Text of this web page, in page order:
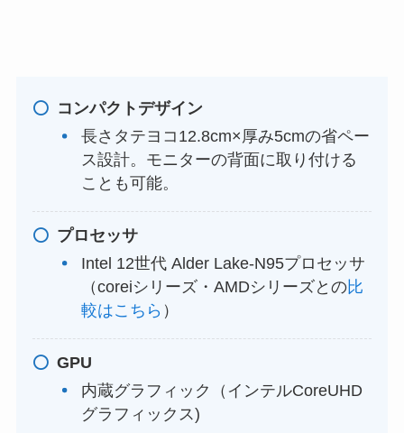
コンパクトデザイン
長さタテヨコ12.8cm×厚み5cmの省ペー
ス設計。モニターの背面に取り付ける
ことも可能。
プロセッサ
Intel 12世代 Alder Lake-N95プロセッサ
（coreiシリーズ・AMDシリーズとの比
較はこちら ）
GPU
内蔵グラフィック（インテルCoreUHD
グラフィックス)